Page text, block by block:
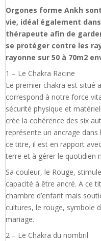
Orgones forme Ankh
vie, idéal également
thérapeute afin de
se protéger contre les
rayonne sur 50 à 70m2
1 – Le Chakra Racine
Le premier chakra est situé
correspond à notre force
sécurité physique et
crée la cohérence des six
représente un ancrage
ce titre, il est en rapport
terre et à gérer le quotidien
Sa couleur, le Rouge,
capacité à être ancré. A ce
chambre d’enfant mais
cultures, le rouge, symbole
mariage.
2 – Le Chakra du nombril